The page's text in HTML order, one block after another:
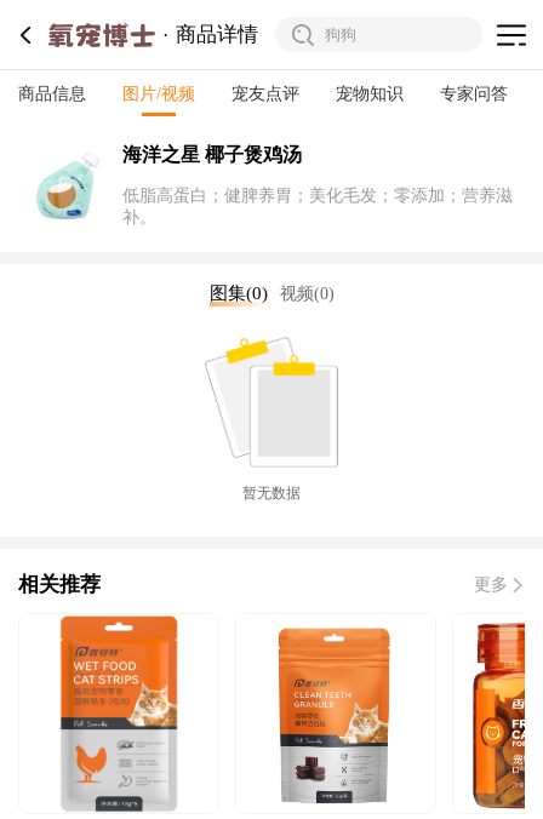
商品详情
商品信息 图片/视频 宠友点评 宠物知识 专家问答
海洋之星 椰子煲鸡汤
低脂高蛋白；健脾养胃；美化毛发；零添加；营养滋
补。
图集(0) 视频(0)
暂无数据
相关推荐 更多